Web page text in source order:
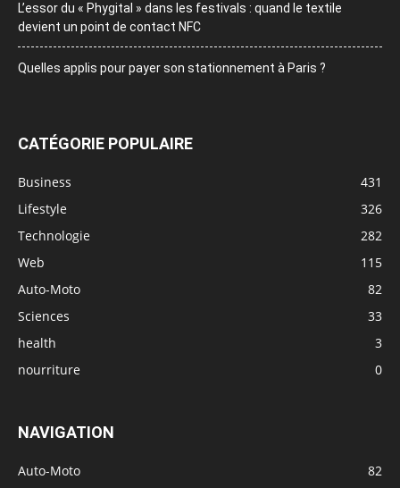
L’essor du « Phygital » dans les festivals : quand le textile
devient un point de contact NFC
Quelles applis pour payer son stationnement à Paris ?
CATÉGORIE POPULAIRE
Business
431
Lifestyle
326
Technologie
282
Web
115
Auto-Moto
82
Sciences
33
health
3
nourriture
0
NAVIGATION
Auto-Moto
82